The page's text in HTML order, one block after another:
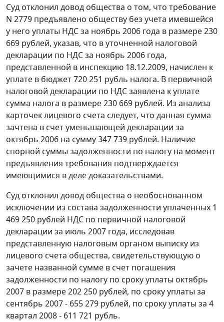
Суд отклонил довод общества о том, что требование
N 2779 предъявлено обществу без учета имевшейся
у него уплаты НДС за ноябрь 2006 года в размере 230
669 рублей, указав, что в уточненной налоговой
декларации по НДС за ноябрь 2006 года,
представленной в инспекцию 18.12.2009, начислен к
уплате в бюджет 720 251 рубль налога. В первичной
налоговой декларации по НДС заявлена к уплате
сумма налога в размере 230 669 рублей. Из анализа
карточек лицевого счета следует, что данная сумма
зачтена в счет уменьшающей декларации за
октябрь 2006 на сумму 347 739 рублей. Наличие
спорной суммы задолженности по налогу на момент
предъявления требования подтверждается
имеющимися в деле доказательствами.
Суд отклонил довод общества о необоснованном
исключении из состава задолженности уплаченных 1
469 250 рублей НДС по первичной налоговой
декларации за июль 2007 года, исследовав
представленную налоговым органом выписку из
лицевого счета общества, свидетельствующую о
зачете названной сумме в счет погашения
задолженности по налогу по сроку уплаты октябрь
2007 в размере 202 250 рублей, по сроку уплаты за
сентябрь 2007 - 655 279 рублей, по сроку уплаты за 4
квартал 2008 - 611 721 рубль.